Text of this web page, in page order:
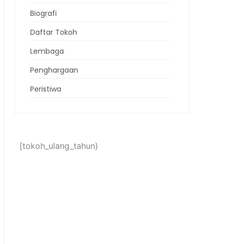
Biografi
Daftar Tokoh
Lembaga
Penghargaan
Peristiwa
[tokoh_ulang_tahun}